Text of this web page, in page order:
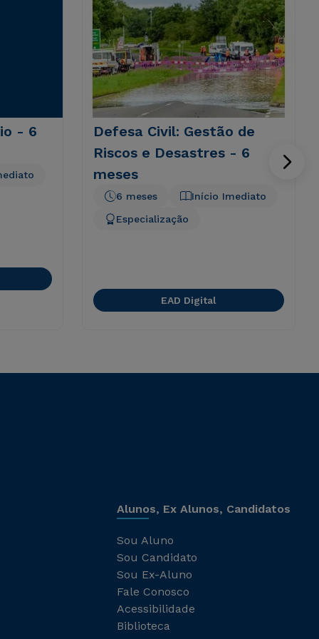
- 6
Defesa Civil: Gestão de
Riscos e Desastres - 6
meses
Início Imediato
6 meses
Especialização
EAD Digital
Alunos, Ex Alunos, Candidatos
Sou Aluno
Sou Candidato
Sou Ex-Aluno
Fale Conosco
Acessibilidade
Biblioteca